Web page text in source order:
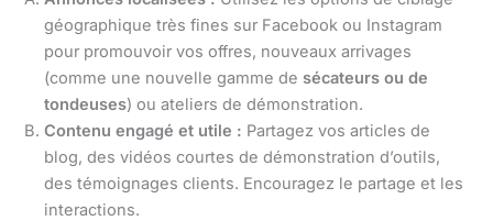
géographique très fines sur Facebook ou Instagram
pour promouvoir vos offres, nouveaux arrivages
(comme une nouvelle gamme de sécateurs ou de
tondeuses) ou ateliers de démonstration.
Contenu engagé et utile : Partagez vos articles de
blog, des vidéos courtes de démonstration d’outils,
des témoignages clients. Encouragez le partage et les
interactions.